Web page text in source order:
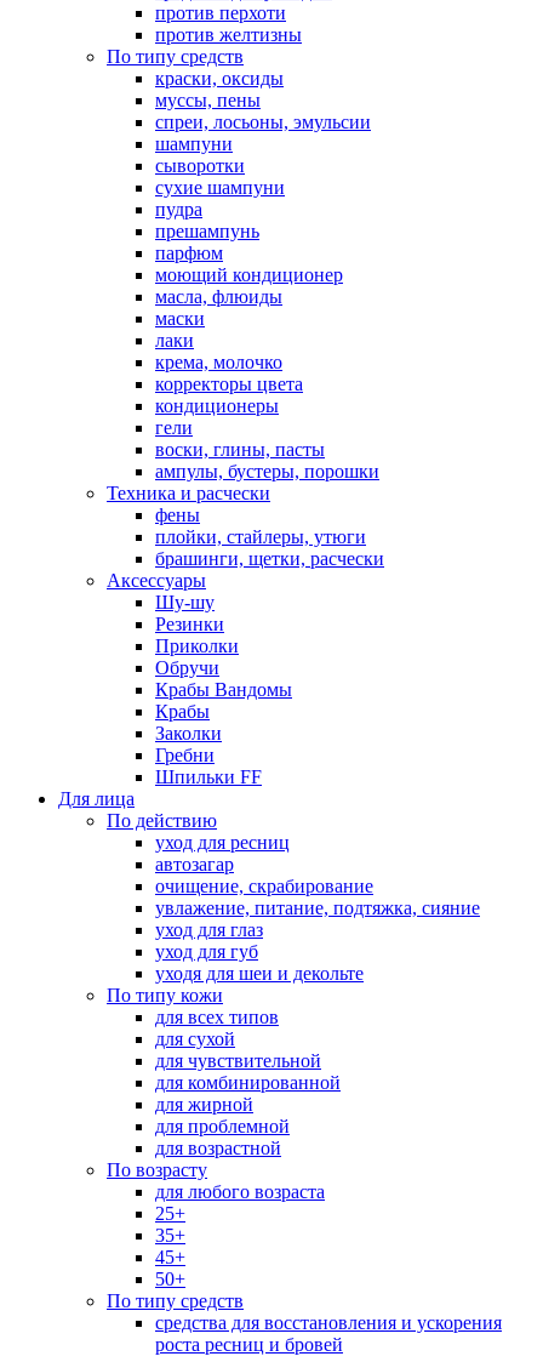
против перхоти
против желтизны
По типу средств
краски, оксиды
муссы, пены
спреи, лосьоны, эмульсии
шампуни
сыворотки
сухие шампуни
пудра
прешампунь
парфюм
моющий кондиционер
масла, флюиды
маски
лаки
крема, молочко
корректоры цвета
кондиционеры
гели
воски, глины, пасты
ампулы, бустеры, порошки
Техника и расчески
фены
плойки, стайлеры, утюги
брашинги, щетки, расчески
Аксессуары
Шу-шу
Резинки
Приколки
Обручи
Крабы Вандомы
Крабы
Заколки
Гребни
Шпильки FF
Для лица
По действию
уход для ресниц
автозагар
очищение, скрабирование
увлажение, питание, подтяжка, сияние
уход для глаз
уход для губ
уходя для шеи и декольте
По типу кожи
для всех типов
для сухой
для чувствительной
для комбинированной
для жирной
для проблемной
для возрастной
По возрасту
для любого возраста
25+
35+
45+
50+
По типу средств
средства для восстановления и ускорения
роста ресниц и бровей